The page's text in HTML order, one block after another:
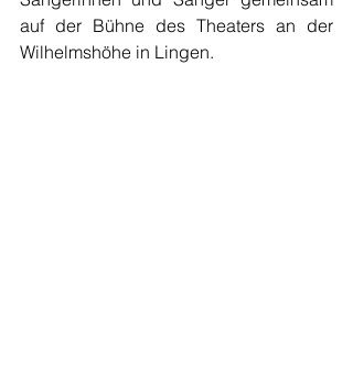
auf der Bühne des Theaters an der
Wilhelmshöhe in Lingen.